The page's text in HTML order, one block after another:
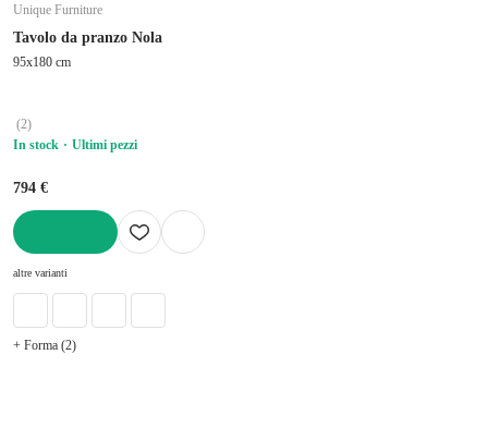
Unique Furniture
Tavolo da pranzo Nola
95x180 cm
(2)
In stock
Ultimi pezzi
794 €
altre varianti
+ Forma (2)